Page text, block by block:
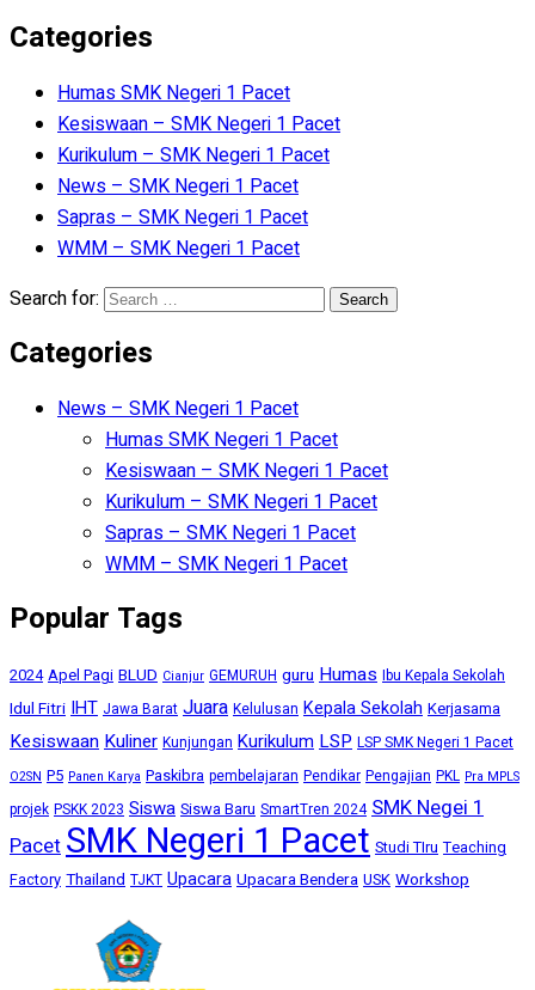
Categories
Humas SMK Negeri 1 Pacet
Kesiswaan – SMK Negeri 1 Pacet
Kurikulum – SMK Negeri 1 Pacet
News – SMK Negeri 1 Pacet
Sapras – SMK Negeri 1 Pacet
WMM – SMK Negeri 1 Pacet
Search for:
Categories
News – SMK Negeri 1 Pacet
Humas SMK Negeri 1 Pacet
Kesiswaan – SMK Negeri 1 Pacet
Kurikulum – SMK Negeri 1 Pacet
Sapras – SMK Negeri 1 Pacet
WMM – SMK Negeri 1 Pacet
Popular Tags
2024 Apel Pagi BLUD Cianjur GEMURUH guru Humas Ibu Kepala Sekolah
Idul Fitri IHT Jawa Barat Juara Kelulusan Kepala Sekolah Kerjasama
Kesiswaan Kuliner Kunjungan Kurikulum LSP LSP SMK Negeri 1 Pacet
O2SN P5 Panen Karya Paskibra pembelajaran Pendikar Pengajian PKL Pra MPLS
projek PSKK 2023 Siswa Siswa Baru SmartTren 2024 SMK Negei 1
PacetSMK Negeri 1 Pacet Studi TIru Teaching
Factory Thailand TJKT Upacara Upacara Bendera USK Workshop